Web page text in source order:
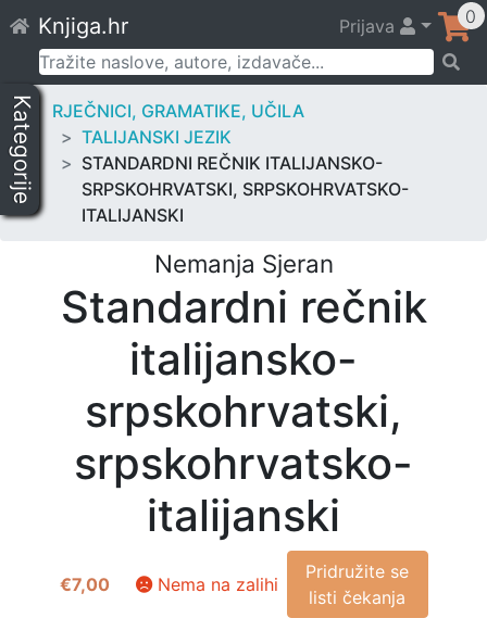
to
content
Knjiga.hr Prijava 0
Pretraži:
Kategorije
RJEČNICI, GRAMATIKE, UČILA
TALIJANSKI JEZIK
STANDARDNI REČNIK ITALIJANSKO-
SRPSKOHRVATSKI, SRPSKOHRVATSKO-
ITALIJANSKI
Nemanja Sjeran
Standardni rečnik
italijansko-
srpskohrvatski,
srpskohrvatsko-
italijanski
€7,00 Nema na zalihi
Pridružite se
listi čekanja